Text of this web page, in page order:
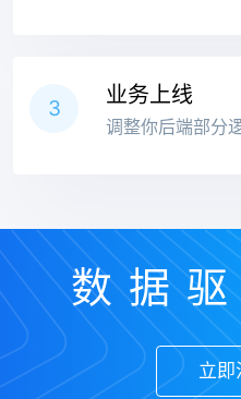
3
业务上线
调整你后端部分
数据
立即